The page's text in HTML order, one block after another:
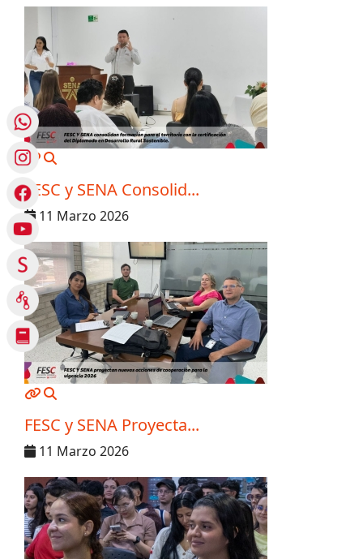
MOD_JTCS_VIEW_ARTICLE_LINK
FESC y SENA Consolid...
11 Marzo 2026
MOD_JTCS_VIEW_ARTICLE_LINK
FESC y SENA Proyecta...
11 Marzo 2026